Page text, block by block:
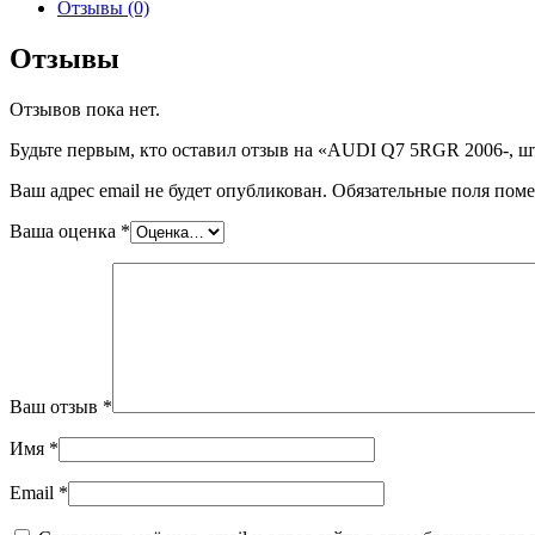
AUDI
5RGR
2006-,
Отзывы (0)
Отзывы
Отзывов пока нет.
Будьте первым, кто оставил отзыв на «AUDI Q7 5RGR 2006-,
Ваш адрес email не будет опубликован. Обязательные поля
Ваша оценка *
Ваш отзыв *
Имя *
Email *